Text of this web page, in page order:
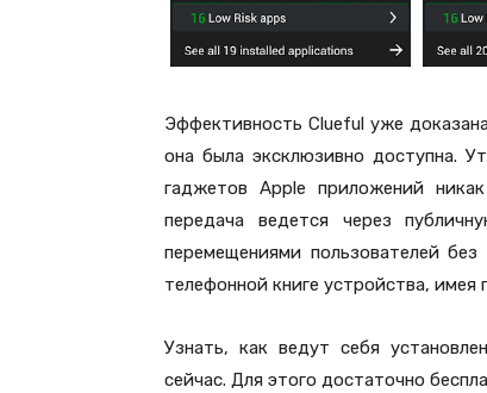
Эффективность Clueful уже
она была эксклюзивно доступна.
гаджетов Apple приложений
передача ведется через
перемещениями пользователей
телефонной книге устройства,
Узнать, как ведут себя
сейчас. Для этого достаточно